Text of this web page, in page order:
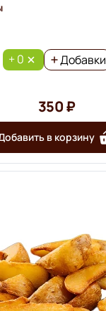
+ 0 Добавки
350 ₽
в корзину